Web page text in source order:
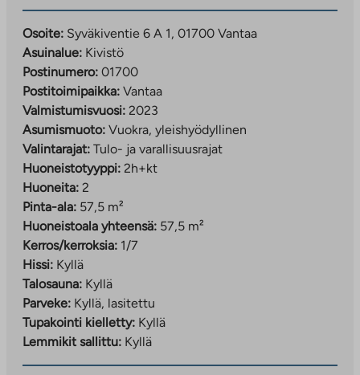
Osoite: Syväkiventie 6 A 1, 01700 Vantaa
Asuinalue: Kivistö
Postinumero: 01700
Postitoimipaikka: Vantaa
Valmistumisvuosi: 2023
Asumismuoto: Vuokra, yleishyödyllinen
Valintarajat: Tulo- ja varallisuusrajat
Huoneistotyyppi: 2h+kt
Huoneita: 2
Pinta-ala: 57,5 m²
Huoneistoala yhteensä: 57,5 m²
Kerros/kerroksia: 1/7
Hissi: Kyllä
Talosauna: Kyllä
Parveke: Kyllä, lasitettu
Tupakointi kielletty: Kyllä
Lemmikit sallittu: Kyllä